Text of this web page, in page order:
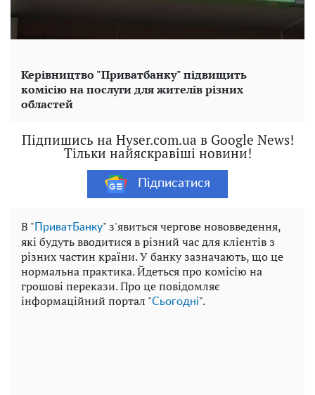
Керівництво "Приватбанку" підвищить
комісію на послуги для жителів різних
областей
Підпишись на Hyser.com.ua в Google News!
Тільки найяскравіші новини!
Підписатися
В " ПриватБанку" з'явиться чергове нововведення,
які будуть вводитися в різний час для клієнтів з
різних частин країни. У банку зазначають, що це
нормальна практика. Йдеться про комісію на
грошові перекази. Про це повідомляє
iнформаційний портал "Сьогодні".